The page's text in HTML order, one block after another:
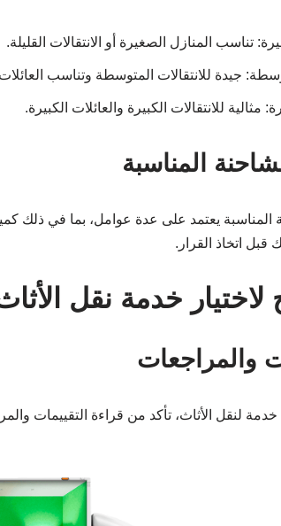
تناسب المنازل الصغيرة أو الانتقالات القليلة.
جيدة للانتقالات المتوسطة وتناسب
مثالية للانتقالات الكبيرة والعائلات الكبيرة.
المناسبة
المناسبة يعتمد على عدة عوامل، بما في ذلك
قبل اتخاذ القرار.
لاختيار خدمة نقل
والمراجعات
خدمة لنقل الأثاث، تأكد من قراءة التقييمات